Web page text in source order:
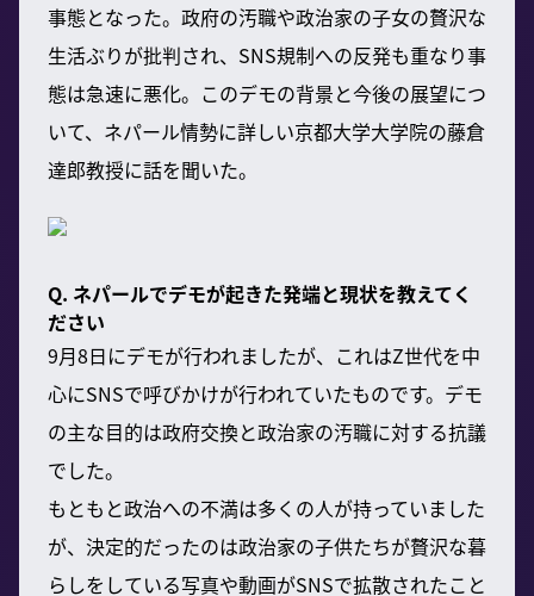
事態となった。政府の汚職や政治家の子女の贅沢な
生活ぶりが批判され、SNS規制への反発も重なり事
態は急速に悪化。このデモの背景と今後の展望につ
いて、ネパール情勢に詳しい京都大学大学院の藤倉
達郎教授に話を聞いた。
Q. ネパールでデモが起きた発端と現状を教えてく
ださい
9月8日にデモが行われましたが、これはZ世代を中
心にSNSで呼びかけが行われていたものです。デモ
の主な目的は政府交換と政治家の汚職に対する抗議
でした。
もともと政治への不満は多くの人が持っていました
が、決定的だったのは政治家の子供たちが贅沢な暮
らしをしている写真や動画がSNSで拡散されたこと